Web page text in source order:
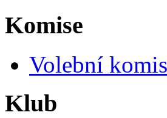
Komise
Volební
Klub